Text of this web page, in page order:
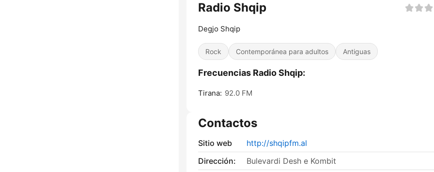
Radio Shqip
Degjo Shqip
Rock Contemporánea para adultos Antiguas
Frecuencias Radio Shqip:
Tirana: 92.0 FM
Contactos
Sitio web
http://shqipfm.al
Dirección:
Bulevardi Desh e Kombit